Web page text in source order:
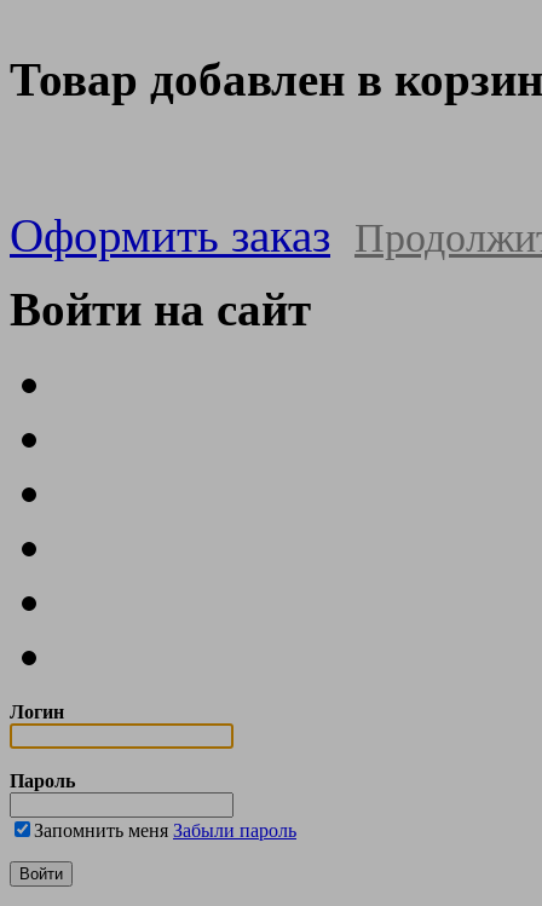
Товар добавлен в
Оформить заказ
Войти на сайт
Логин
Пароль
Запомнить меня Забыли пароль